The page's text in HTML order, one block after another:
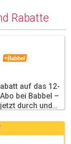
Rabatte
Featured
auf das 12-
bei Babbel –
durch und